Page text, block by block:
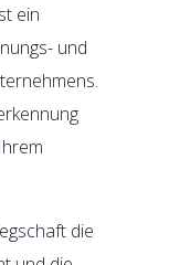
ein
und
die